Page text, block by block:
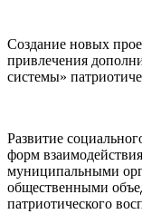
Создание новых
привлечения
системы»
Развитие
форм
муниципальными
общественными
патриотического